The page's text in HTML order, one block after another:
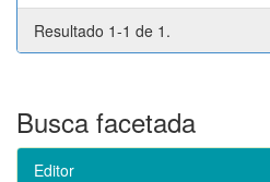
Resultado 1-1 de 1.
Busca facetada
Editor